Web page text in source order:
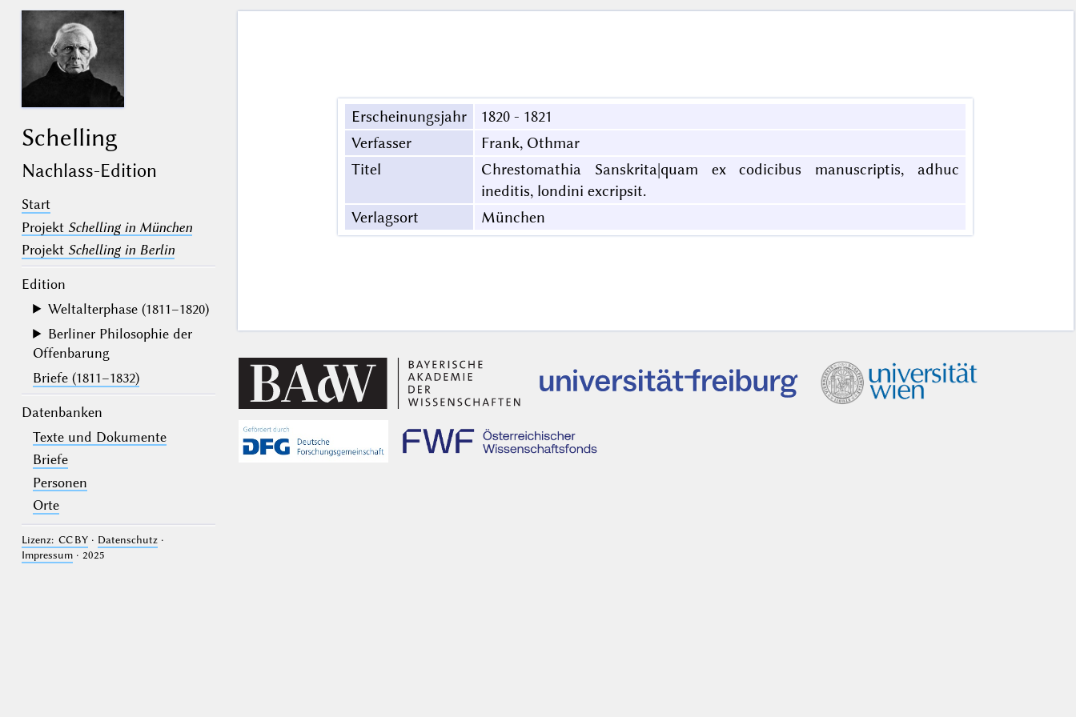
Schelling
Nachlass-Edition
Start
Projekt Schelling in München
Projekt Schelling in Berlin
Edition
Weltalterphase (1811–1820)
Berliner Philosophie der
Offenbarung
Briefe (1811–1832)
Datenbanken
Texte und Dokumente
Briefe
Personen
Orte
Lizenz: CC BY· Datenschutz·
Impressum· 2025
Erscheinungsjahr
1820 - 1821
Verfasser
Frank, Othmar
Titel
Chrestomathia Sanskrita|quam ex codicibus manuscriptis, adhuc
ineditis, londini excripsit.
Verlagsort
München